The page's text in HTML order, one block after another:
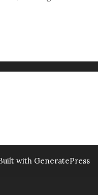
with GeneratePress